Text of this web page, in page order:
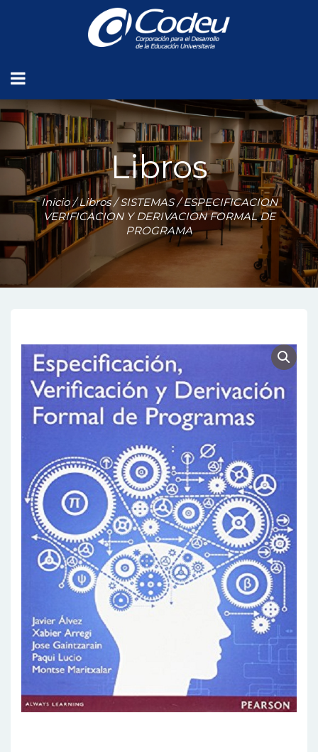
Libros
Inicio/Libros/SISTEMAS/ ESPECIFICACION
VERIFICACION Y DERIVACION FORMAL DE
PROGRAMA